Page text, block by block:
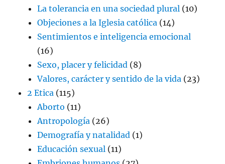
La tolerancia en una sociedad plural (10)
Objeciones a la Iglesia católica (14)
Sentimientos e inteligencia emocional
(16)
Sexo, placer y felicidad (8)
Valores, carácter y sentido de la vida (23)
2 Etica (115)
Aborto (11)
Antropología (26)
Demografía y natalidad (1)
Educación sexual (11)